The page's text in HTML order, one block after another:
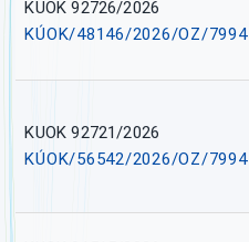
KUOK 92726/2026
KÚOK/48146/2026/OZ/7994
KUOK 92721/2026
KÚOK/56542/2026/OZ/7994